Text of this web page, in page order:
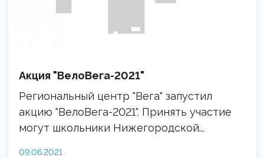
Акция "ВелоВега-2021"
Региональный центр "Вега" запустил
акцию "ВелоВега-2021". Принять участие
могут школьники Нижегородской...
09.06.2021